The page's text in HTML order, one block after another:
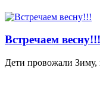
Встречаем весну!!!
Дети провожали Зиму,